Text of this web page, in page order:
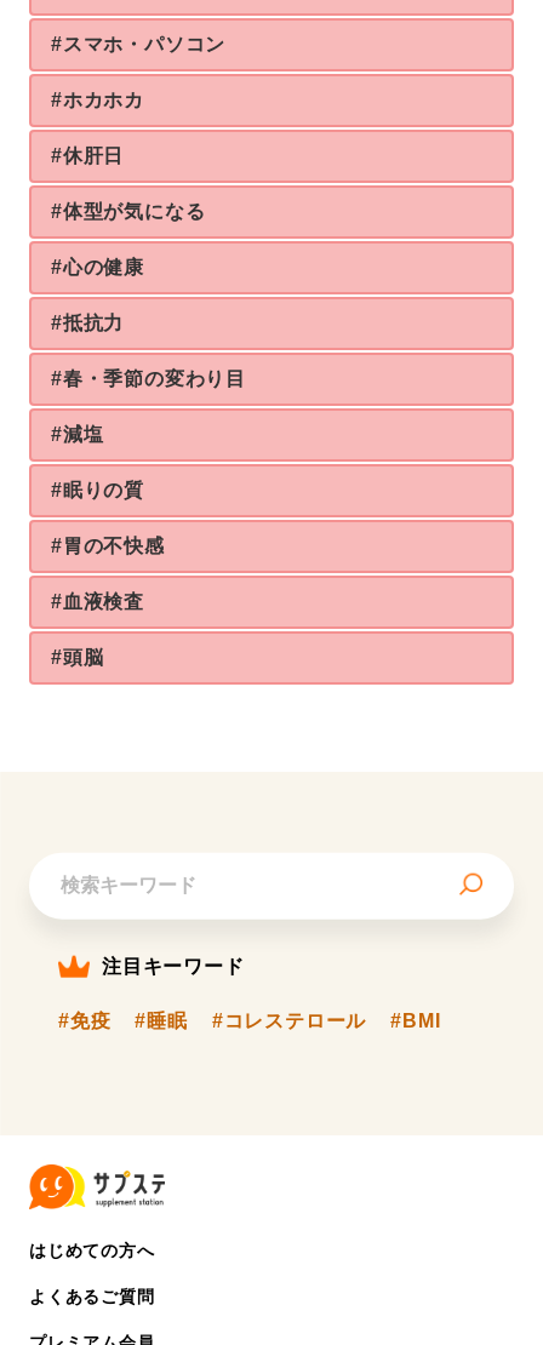
#スマホ・パソコン
#ホカホカ
#休肝日
#体型が気になる
#心の健康
#抵抗力
#春・季節の変わり目
#減塩
#眠りの質
#胃の不快感
#血液検査
#頭脳
注目キーワード
#免疫 #睡眠 #コレステロール #BMI
はじめての方へ
よくあるご質問